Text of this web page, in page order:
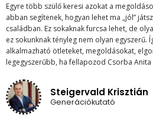
Egyre több szülő keresi azokat a
abban segítenek, hogyan lehet ma „jól”
családban. Ez sokaknak furcsa lehet, de
ez sokunknak tényleg nem olyan egyszerű.
alkalmazható ötleteket, megoldásokat,
legegyszerűbb, ha fellapozod Csorba Anita
Steigervald Krisztián
Generációkutató